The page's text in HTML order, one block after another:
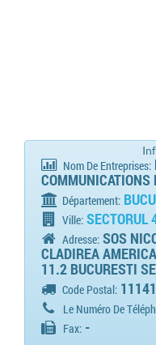
Nom De Entreprises:
COMMUNICATIONS
Département:
Ville: SECTORUL
Adresse: SOS
CLADIREA
11.2 BUCURESTI
Code Postal: 11141
Le Numéro De
Fax: -